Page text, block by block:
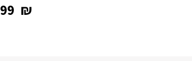
‎99 ₪